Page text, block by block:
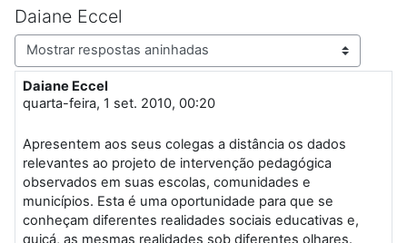
Daiane Eccel
Modo de visualização
Daiane Eccel
quarta-feira, 1 set. 2010, 00:20
Número de respostas: 1
Apresentem aos seus colegas a distância os dados
relevantes ao projeto de intervenção pedagógica
observados em suas escolas, comunidades e
municípios. Esta é uma oportunidade para que se
conheçam diferentes realidades sociais educativas e,
quiçá, as mesmas realidades sob diferentes olhares.